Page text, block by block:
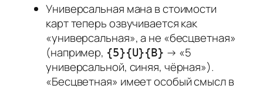
Универсальная мана в стоимости
карт теперь озвучивается как
«универсальная», а не «бесцветная»
(например, {5}{U}{B} → «5
универсальной, синяя, чёрная»).
«Бесцветная» имеет особый смысл в